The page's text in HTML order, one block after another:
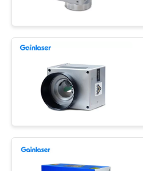
POLICY